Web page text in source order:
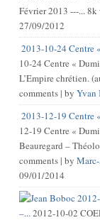
Février 2013 ---...8k
27/09/2012
2013-10-24 Centre
10-24 Centre «
L’Empire chrétien.
comments| by Yvan
2013-12-19 Centre
12-19 Centre «
Beauregard –
comments| by
09/01/2014
–...2012-10-02